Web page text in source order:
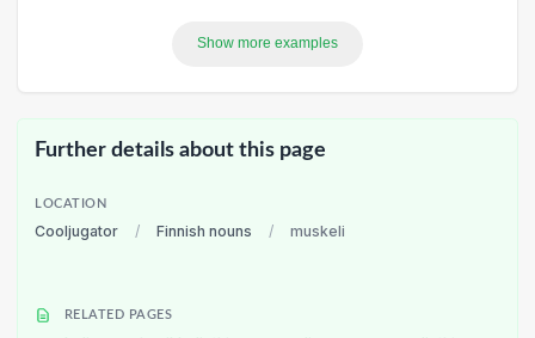
Show more examples
Further details about this page
LOCATION
Cooljugator / Finnish nouns / muskeli
RELATED PAGES